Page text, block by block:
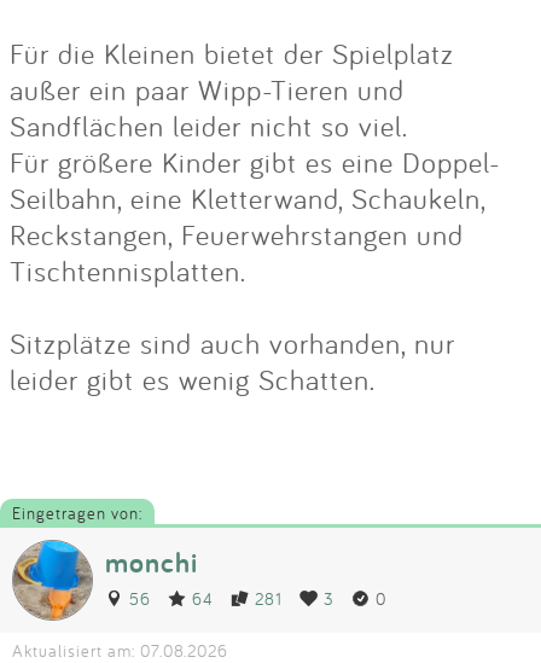
Für die Kleinen bietet der Spielplatz
außer ein paar Wipp-Tieren und
Sandflächen leider nicht so viel.
Für größere Kinder gibt es eine Doppel-
Seilbahn, eine Kletterwand, Schaukeln,
Reckstangen, Feuerwehrstangen und
Tischtennisplatten.
Sitzplätze sind auch vorhanden, nur
leider gibt es wenig Schatten.
Eingetragen von:
monchi
56 64 281 3 0
Aktualisiert am: 07.08.2026